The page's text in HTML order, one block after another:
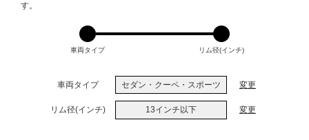
す。
車両タイプ リム径(インチ)
車両タイプ セダン・クーペ・スポーツ 変更
リム径(インチ) 13インチ以下 変更